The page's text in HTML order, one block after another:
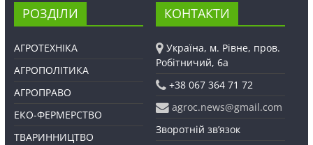
РОЗДІЛИ
АГРОТЕХНІКА
АГРОПОЛІТИКА
АГРОПРАВО
ЕКО-ФЕРМЕРСТВО
ТВАРИННИЦТВО
КОНТАКТИ
Україна, м. Рівне, пров.
Робітничий, 6а
+38 067 364 71 72
agroc.news@gmail.com
Зворотній зв’язок